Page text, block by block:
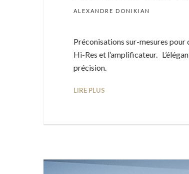
ALEXANDRE DONIKIAN
Préconisations sur-mesures
Hi-Res et l’amplificateur.
précision.
LIRE PLUS